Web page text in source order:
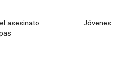
asesinato
Jóvenes